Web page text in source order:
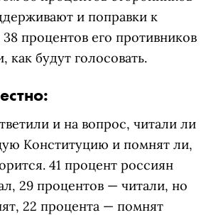
и поправки к
процентов его противников
как будут голосовать.
и на вопрос, читали ли
Конституцию и помнят ли,
41 процент россиян
29 процентов — читали, но
22 процента — помнят